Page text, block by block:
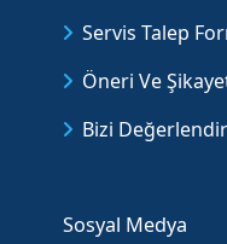
Servis Talep
Öneri Ve
Bizi
Sosyal Medya